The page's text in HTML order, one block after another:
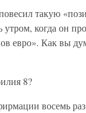
такую
когда он
евро». Как вы
8?
восемь